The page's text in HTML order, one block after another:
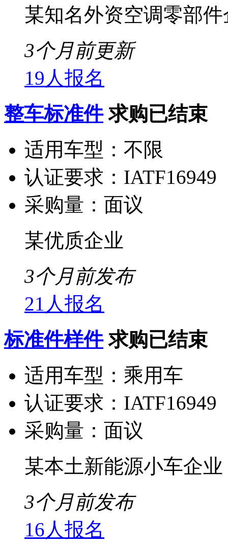
某知名外资空调零部件
3个月前更新
19人报名
整车标准件 求购已结束
适用车型： 不限
认证要求： IATF16949
采购量： 面议
某优质企业
3个月前发布
21人报名
标准件样件 求购已结束
适用车型： 乘用车
认证要求： IATF16949
采购量： 面议
某本土新能源小车企业
3个月前发布
16人报名